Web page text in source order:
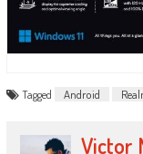
Tagged Android
Victor